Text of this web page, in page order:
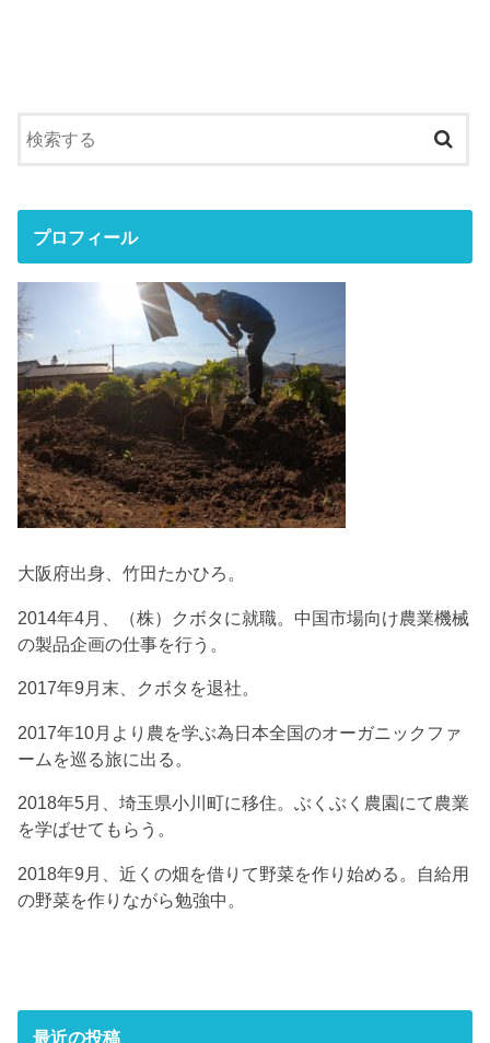
プロフィール
大阪府出身、竹田たかひろ。
2014年4月、（株）クボタに就職。中国市場向け農業機械
の製品企画の仕事を行う。
2017年9月末、クボタを退社。
2017年10月より農を学ぶ為日本全国のオーガニックファ
ームを巡る旅に出る。
2018年5月、埼玉県小川町に移住。ぶくぶく農園にて農業
を学ばせてもらう。
2018年9月、近くの畑を借りて野菜を作り始める。自給用
の野菜を作りながら勉強中。
最近の投稿